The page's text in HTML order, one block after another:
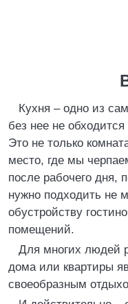
Кухня – одно из
без нее не
Это не только
место, где мы
после рабочего дня,
нужно подходить не
обустройству
помещений.
Для многих людей
дома или квартиры
своеобразным